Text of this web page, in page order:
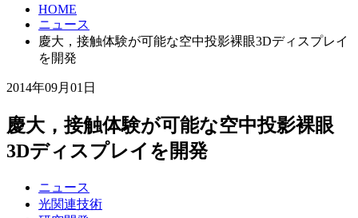
HOME
ニュース
慶大，接触体験が可能な空中投影裸眼3Dディスプレイ
を開発
2014年09月01日
慶大，接触体験が可能な空中投影裸眼
3Dディスプレイを開発
ニュース
光関連技術